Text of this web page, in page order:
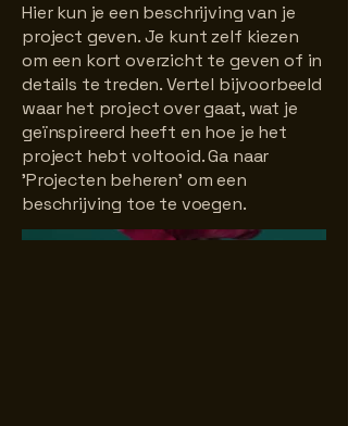
Hier kun je een beschrijving van je
project geven. Je kunt zelf kiezen
om een kort overzicht te geven of in
details te treden. Vertel bijvoorbeeld
waar het project over gaat, wat je
geïnspireerd heeft en hoe je het
project hebt voltooid. Ga naar
'Projecten beheren' om een
beschrijving toe te voegen.